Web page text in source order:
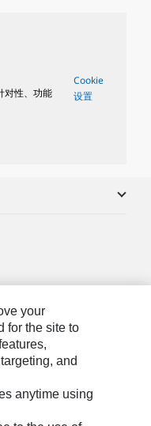
对性、功能
Cookie
设置
your
for the site to
and
anytime using